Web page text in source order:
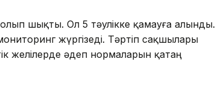
шықты. Ол 5 тәулікке қамауға алынды.
жүргізеді. Тәртіп сақшылары
желілерде әдеп нормаларын қатаң